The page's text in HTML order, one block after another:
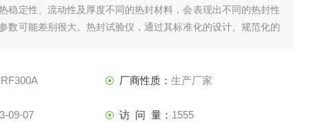
稳定性、流动性及厚度不同的热封材料，会表现出不同的热封性
数可能差别很大。热封试验仪，通过其标准化的设计、规范化的
厂商性质： 生产厂家
09-07 访 问 量： 1555